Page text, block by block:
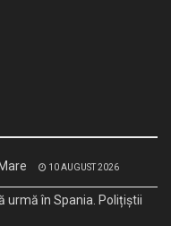
10 AUGUST 2026
urmă în Spania. Polițiștii